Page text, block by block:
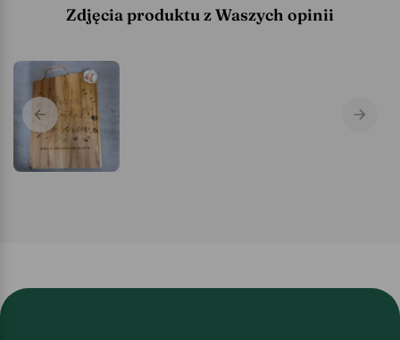
Zdjęcia produktu z Waszych opinii